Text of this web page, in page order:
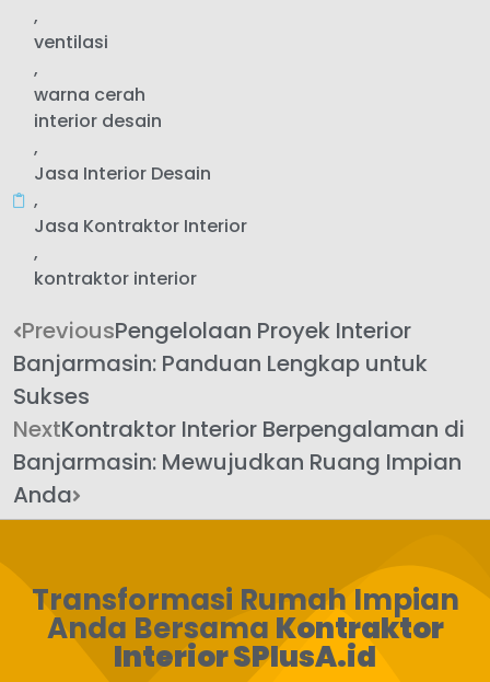
,
ventilasi
,
warna cerah
interior desain
,
Jasa Interior Desain
,
Jasa Kontraktor Interior
,
kontraktor interior
PreviousPengelolaan Proyek Interior
Banjarmasin: Panduan Lengkap untuk
Sukses
NextKontraktor Interior Berpengalaman di
Banjarmasin: Mewujudkan Ruang Impian
Anda
Transformasi Rumah Impian
Anda Bersama Kontraktor
Interior SPlusA.id